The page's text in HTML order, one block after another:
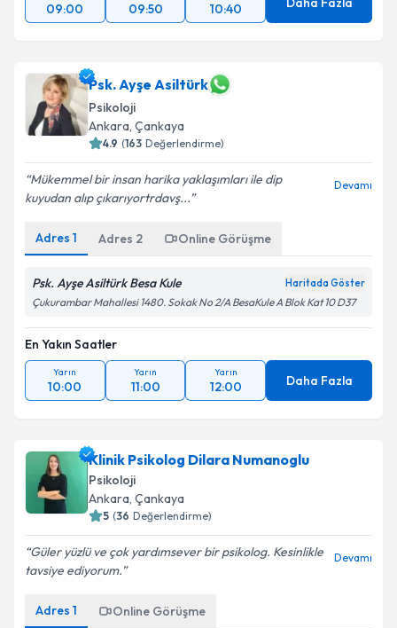
09:00 09:50 10:40
Psk. Ayşe Asiltürk
Psikoloji
Ankara, Çankaya
4.9 (163 Değerlendirme)
Mükemmel bir insan harika yaklaşımları ile dip
kuyudan alıp çıkarıyortrdavş...
Devamı
Adres 1 Adres 2 Online Görüşme
Psk. Ayşe Asiltürk Besa Kule Haritada Göster
Çukurambar Mahallesi 1480. Sokak No 2/A BesaKule A Blok Kat 10 D37
En Yakın Saatler
Yarın
10:00
Yarın
11:00
Yarın
12:00 Daha Fazla
Klinik Psikolog Dilara Numanoglu
Psikoloji
Ankara, Çankaya
5 (36 Değerlendirme)
Güler yüzlü ve çok yardımsever bir psikolog. Kesinlikle
tavsiye ediyorum.
Devamı
Adres 1 Online Görüşme